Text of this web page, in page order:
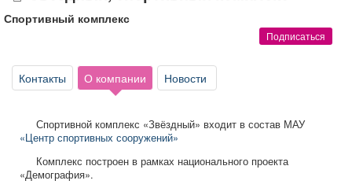
Проекты
Товары Поздравления
Спортивный комплекс
Подписаться
Контакты О компании Новости
Спортивной комплекс «Звёздный» входит в состав МАУ
«Центр спортивных сооружений»
Комплекс построен в рамках национального проекта
«Демография».